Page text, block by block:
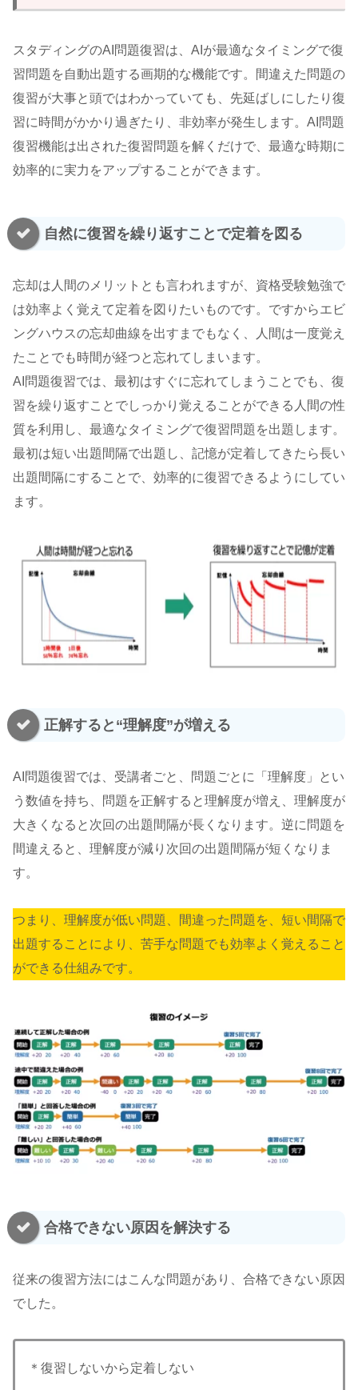
スタディングのAI問題復習は、AIが最適なタイミングで復
習問題を自動出題する画期的な機能です。間違えた問題の
復習が大事と頭ではわかっていても、先延ばしにしたり復
習に時間がかかり過ぎたり、非効率が発生します。AI問題
復習機能は出された復習問題を解くだけで、最適な時期に
効率的に実力をアップすることができます。
自然に復習を繰り返すことで定着を図る
忘却は人間のメリットとも言われますが、資格受験勉強で
は効率よく覚えて定着を図りたいものです。ですからエビ
ングハウスの忘却曲線を出すまでもなく、人間は一度覚え
たことでも時間が経つと忘れてしまいます。
AI問題復習では、最初はすぐに忘れてしまうことでも、復
習を繰り返すことでしっかり覚えることができる人間の性
質を利用し、最適なタイミングで復習問題を出題します。
最初は短い出題間隔で出題し、記憶が定着してきたら長い
出題間隔にすることで、効率的に復習できるようにしてい
ます。
正解すると“理解度”が増える
AI問題復習では、受講者ごと、問題ごとに「理解度」とい
う数値を持ち、問題を正解すると理解度が増え、理解度が
大きくなると次回の出題間隔が長くなります。逆に問題を
間違えると、理解度が減り次回の出題間隔が短くなりま
す。
つまり、理解度が低い問題、間違った問題を、短い間隔で
出題することにより、苦手な問題でも効率よく覚えること
ができる仕組みです。
合格できない原因を解決する
従来の復習方法にはこんな問題があり、合格できない原因
でした。
＊復習しないから定着しない